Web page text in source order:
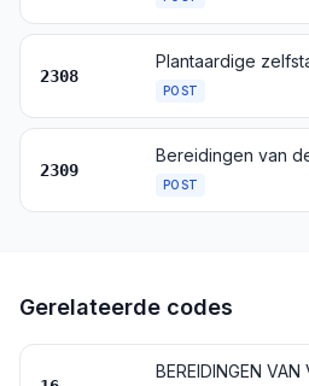
2308
POST
2309
POST
Gerelateerde codes